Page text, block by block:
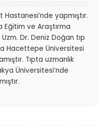
yapmıştır.
Eğitim ve Araştırma
Dr. Deniz Doğan tıp
Hacettepe Üniversitesi
Tıpta uzmanlık
Üniversitesi’nde